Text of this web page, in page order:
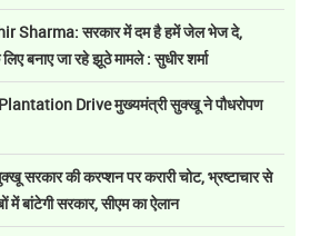
Sharma: सरकार में दम है हमें जेल भेज दे,
बनाए जा रहे झूठे मामले : सुधीर शर्मा
Drive मुख्यमंत्री सुक्खू ने पौधरोपण
की करप्शन पर करारी चोट, भ्रष्टाचार से
में बांटेगी सरकार, सीएम का ऐलान